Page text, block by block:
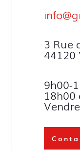
3 Rue
44120
9h00-
18h00